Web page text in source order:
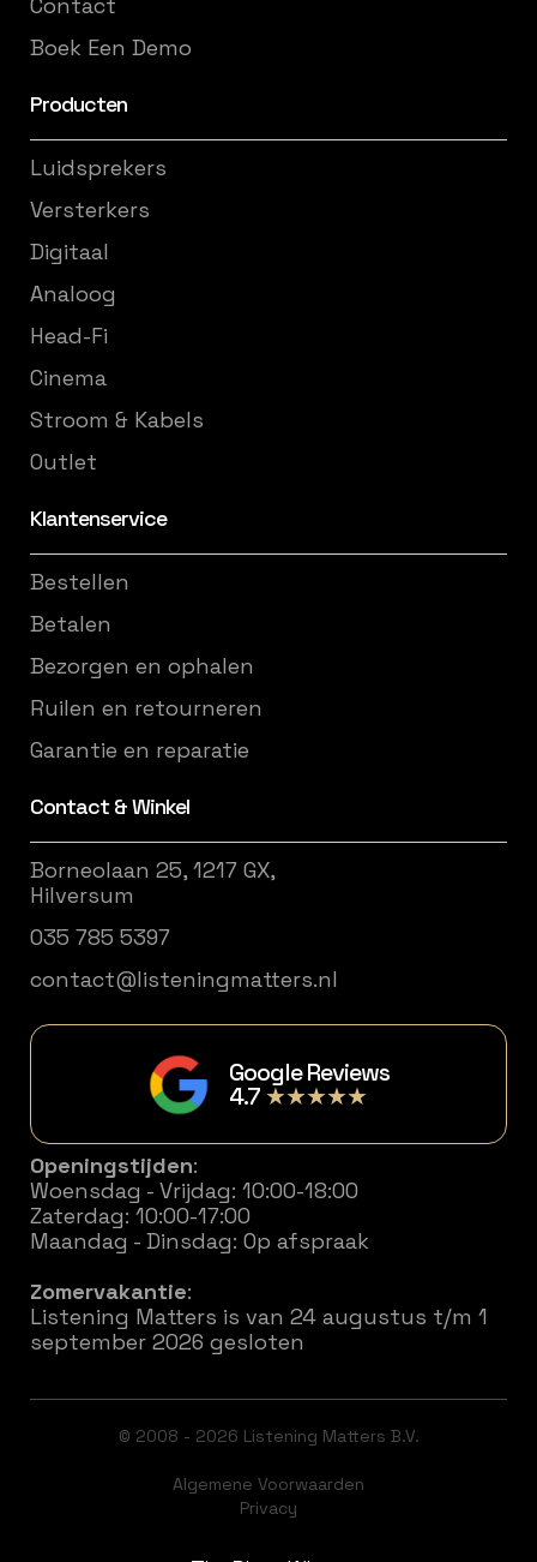
Boek Een Demo
Producten
Luidsprekers
Versterkers
Digitaal
Analoog
Head-Fi
Cinema
Stroom & Kabels
Outlet
Klantenservice
Bestellen
Betalen
Bezorgen en ophalen
Ruilen en retourneren
Garantie en reparatie
Contact & Winkel
Borneolaan 25, 1217 GX,
Hilversum
035 785 5397
contact@listeningmatters.nl
Google Reviews
4.7★★★★★
Openingstijden:
Woensdag - Vrijdag: 10:00-18:00
Zaterdag: 10:00-17:00
Maandag - Dinsdag: Op afspraak
Zomervakantie:
Listening Matters is van 24 augustus t/m 1
september 2026 gesloten
© 2008 - 2026 Listening Matters B.V.
Algemene Voorwaarden
Privacy